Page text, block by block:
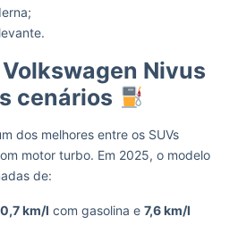
Nivus
cenários
dos melhores entre os SUVs
motor turbo. Em 2025, o modelo
de:
km/l com gasolina e 7,6 km/l